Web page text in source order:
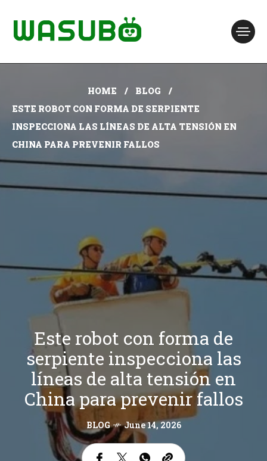
HOME
BLOG
ESTE ROBOT CON FORMA DE SERPIENTE
INSPECCIONA LAS LÍNEAS DE ALTA TENSIÓN EN
CHINA PARA PREVENIR FALLOS
Este robot con forma de
serpiente inspecciona las
líneas de alta tensión en
China para prevenir fallos
BLOG June 14, 2026